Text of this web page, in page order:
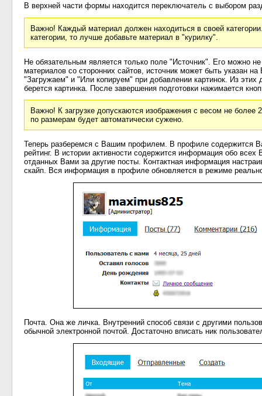
В верхней части формы находится переключатель с выбором
Важно! Каждый материал должен находиться в своей
категории, то лучше добавьте материал в "курилку".
Не обязательным является только поле "Источник". Его можно
материалов со сторонних сайтов, источник может быть указан
"Загружаем" и "Или копируем" при добавлении картинок. Из
берется картинка. После завершения подготовки нажимается
Важно! К загрузке допускаются изображения с весом не
по размерам будет автоматически сужено.
Теперь разберемся с Вашим профилем. В профиле содержится
рейтинг. В истории активности содержится информация обо
отданных Вами за другие посты. Контактная информация
скайп. Вся информация в профиле обновляется в режиме
Почта. Она же личка. Внутренний способ связи с другими
обычной электронной почтой. Достаточно вписать ник